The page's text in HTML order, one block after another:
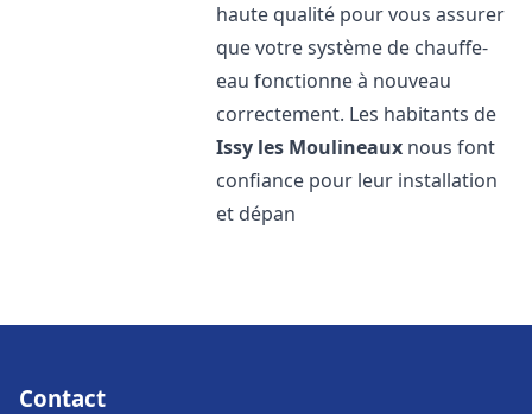
haute qualité pour vous assurer
que votre système de chauffe-
eau fonctionne à nouveau
correctement. Les habitants de
Issy les Moulineaux nous font
confiance pour leur installation
et dépan
Contact